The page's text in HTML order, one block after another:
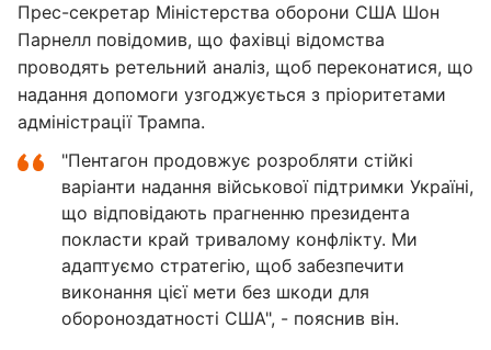
Прес-секретар Міністерства оборони США Шон
Парнелл повідомив, що фахівці відомства
проводять ретельний аналіз, щоб переконатися, що
надання допомоги узгоджується з пріоритетами
адміністрації Трампа.
"Пентагон продовжує розробляти стійкі
варіанти надання військової підтримки Україні,
що відповідають прагненню президента
покласти край тривалому конфлікту. Ми
адаптуємо стратегію, щоб забезпечити
виконання цієї мети без шкоди для
обороноздатності США", - пояснив він.